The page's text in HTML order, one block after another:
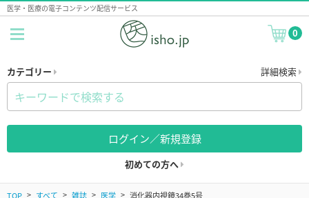
医学・医療の電子コンテンツ配信サービス
0
カテゴリー 詳細検索
ログイン／新規登録
初めての方へ
TOP すべて 雑誌 医学 消化器内視鏡34巻5号